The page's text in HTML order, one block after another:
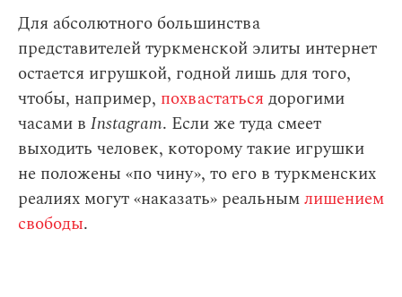
Для абсолютного большинства
представителей туркменской элиты интернет
остается игрушкой, годной лишь для того,
чтобы, например, похвастаться дорогими
часами в Instagram. Если же туда смеет
выходить человек, которому такие игрушки
не положены «по чину», то его в туркменских
реалиях могут «наказать» реальнымлишением
свободы.